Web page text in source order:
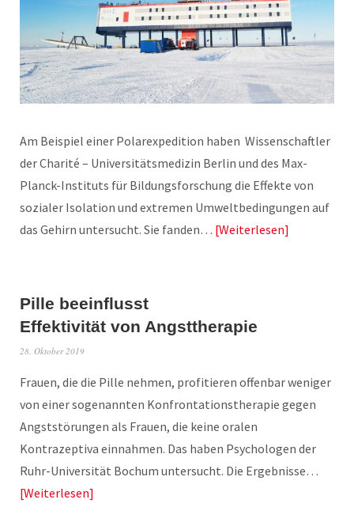
Am Beispiel einer Polarexpedition haben Wissenschaftler
der Charité – Universitätsmedizin Berlin und des Max-
Planck-Instituts für Bildungsforschung die Effekte von
sozialer Isolation und extremen Umweltbedingungen auf
das Gehirn untersucht. Sie fanden… Weiterlesen
Pille beeinflusst
Effektivität von Angsttherapie
28. Oktober 2019
Frauen, die die Pille nehmen, profitieren offenbar weniger
von einer sogenannten Konfrontationstherapie gegen
Angststörungen als Frauen, die keine oralen
Kontrazeptiva einnahmen. Das haben Psychologen der
Ruhr-Universität Bochum untersucht. Die Ergebnisse…
Weiterlesen